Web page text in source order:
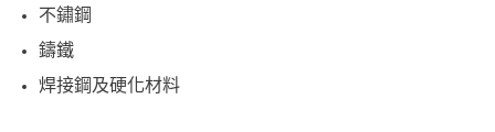
不鏽鋼
鑄鐵
焊接鋼及硬化材料